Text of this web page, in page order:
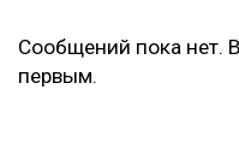
Сообщений пока нет.
первым.